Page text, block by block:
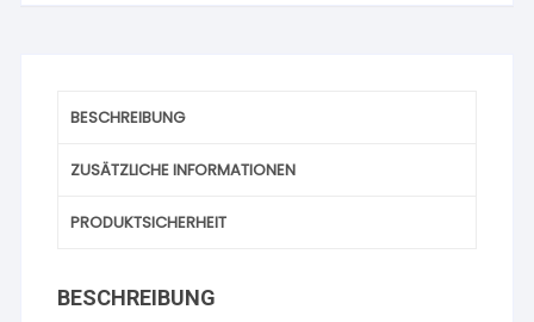
BESCHREIBUNG
ZUSÄTZLICHE INFORMATIONEN
PRODUKTSICHERHEIT
BESCHREIBUNG